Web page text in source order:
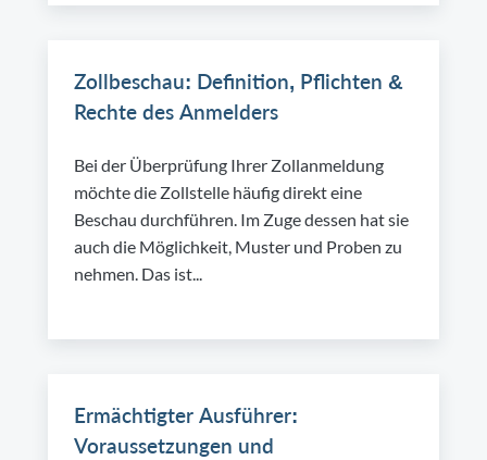
Zollbeschau: Definition, Pflichten &
Rechte des Anmelders
Bei der Überprüfung Ihrer Zollanmeldung
möchte die Zollstelle häufig direkt eine
Beschau durchführen. Im Zuge dessen hat sie
auch die Möglichkeit, Muster und Proben zu
nehmen. Das ist...
Ermächtigter Ausführer:
Voraussetzungen und